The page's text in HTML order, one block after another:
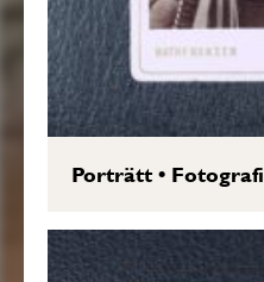
Porträtt• Fotografi